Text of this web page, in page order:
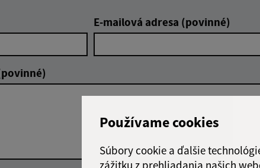
Používame cookies
Súbory cookie a ďalšie
zážitku z prehliadania našich
E-mailová adresa (povinné)